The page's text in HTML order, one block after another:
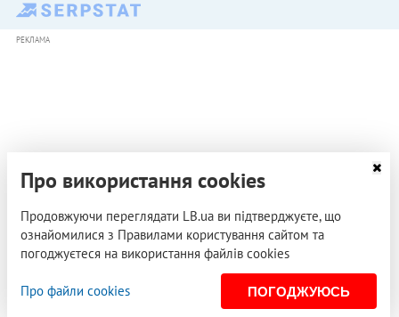
РЕКЛАМА
Про використання cookies
Продовжуючи переглядати LB.ua ви підтверджуєте, що
ознайомилися з Правилами користування сайтом та
погоджуєтеся на використання файлів cookies
Про файли cookies ПОГОДЖУЮСЬ